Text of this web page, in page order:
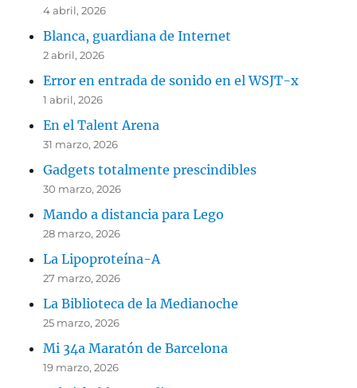
4 abril, 2026
Blanca, guardiana de Internet
2 abril, 2026
Error en entrada de sonido en el WSJT-x
1 abril, 2026
En el Talent Arena
31 marzo, 2026
Gadgets totalmente prescindibles
30 marzo, 2026
Mando a distancia para Lego
28 marzo, 2026
La Lipoproteína-A
27 marzo, 2026
La Biblioteca de la Medianoche
25 marzo, 2026
Mi 34a Maratón de Barcelona
19 marzo, 2026